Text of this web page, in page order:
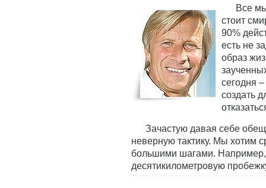
Все
стоит
90%
есть не
образ
сегодня
создать
Зачастую давая себе
неверную тактику. Мы хотим
большими шагами.
десятикилометровую